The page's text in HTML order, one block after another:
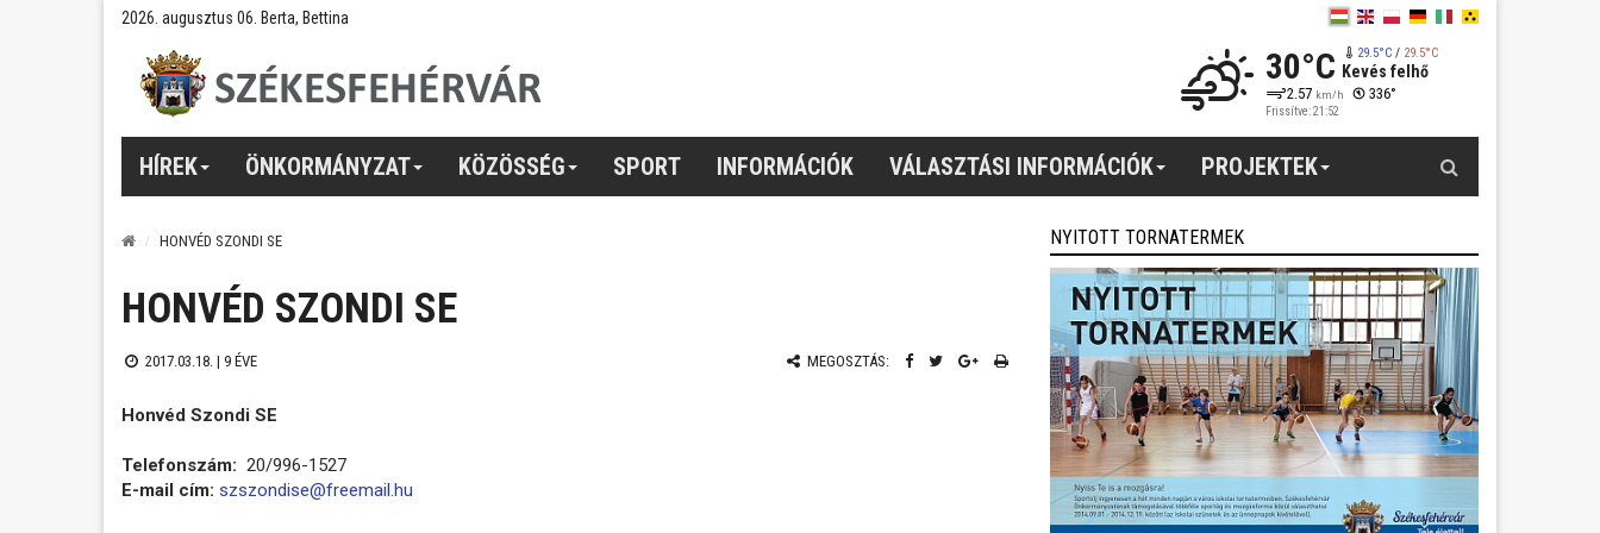
2026. augusztus 06. Berta, Bettina
30°C 29.5°C/ 29.5°C
Kevés felhő
2.57 km/h 336°
Frissítve: 21:52
HÍREK ÖNKORMÁNYZAT KÖZÖSSÉG SPORT INFORMÁCIÓK VÁLASZTÁSI INFORMÁCIÓK PROJEKTEK
HONVÉD SZONDI SE
HONVÉD SZONDI SE
2017.03.18. | 9 ÉVE MEGOSZTÁS:
Honvéd Szondi SE
Telefonszám: 20/996-1527
E-mail cím: szszondise@freemail.hu
NYITOTT TORNATERMEK